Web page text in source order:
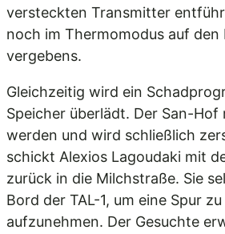
versteckten Transmitter
noch im Thermomodus auf den
vergebens.
Gleichzeitig wird ein
Speicher überlädt. Der San-Hof
werden und wird schließlich
schickt Alexios Lagoudaki mit
zurück in die Milchstraße. Sie
Bord der TAL-1, um eine Spur
aufzunehmen. Der Gesuchte